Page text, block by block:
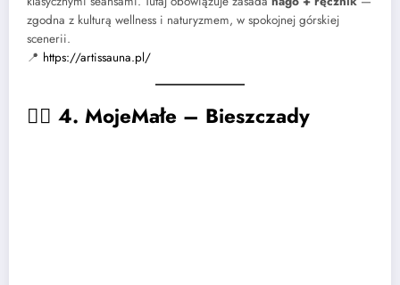
zgodna z kulturą wellness i naturyzmem, w spokojnej górskiej
scenerii.
📍 https://artissauna.pl/
🧖‍♂️ 4. MojeMałe – Bieszczady